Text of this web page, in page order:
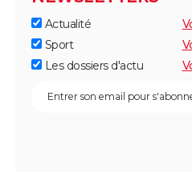
Actualité
Sport
Les dossiers d'actu